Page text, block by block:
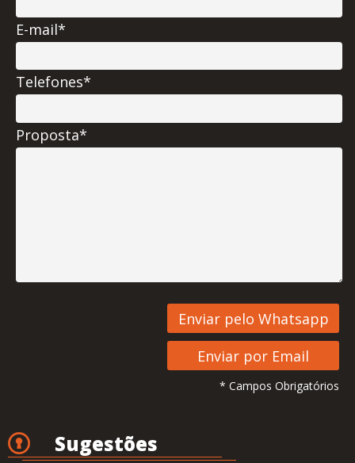
E-mail*
Telefones*
Proposta*
* Campos Obrigatórios
Sugestões